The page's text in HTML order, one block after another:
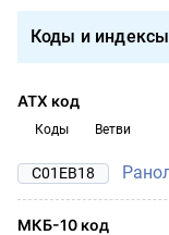
Коды и индексы
АТХ код
Коды Ветви
C01EB18
МКБ-10 код